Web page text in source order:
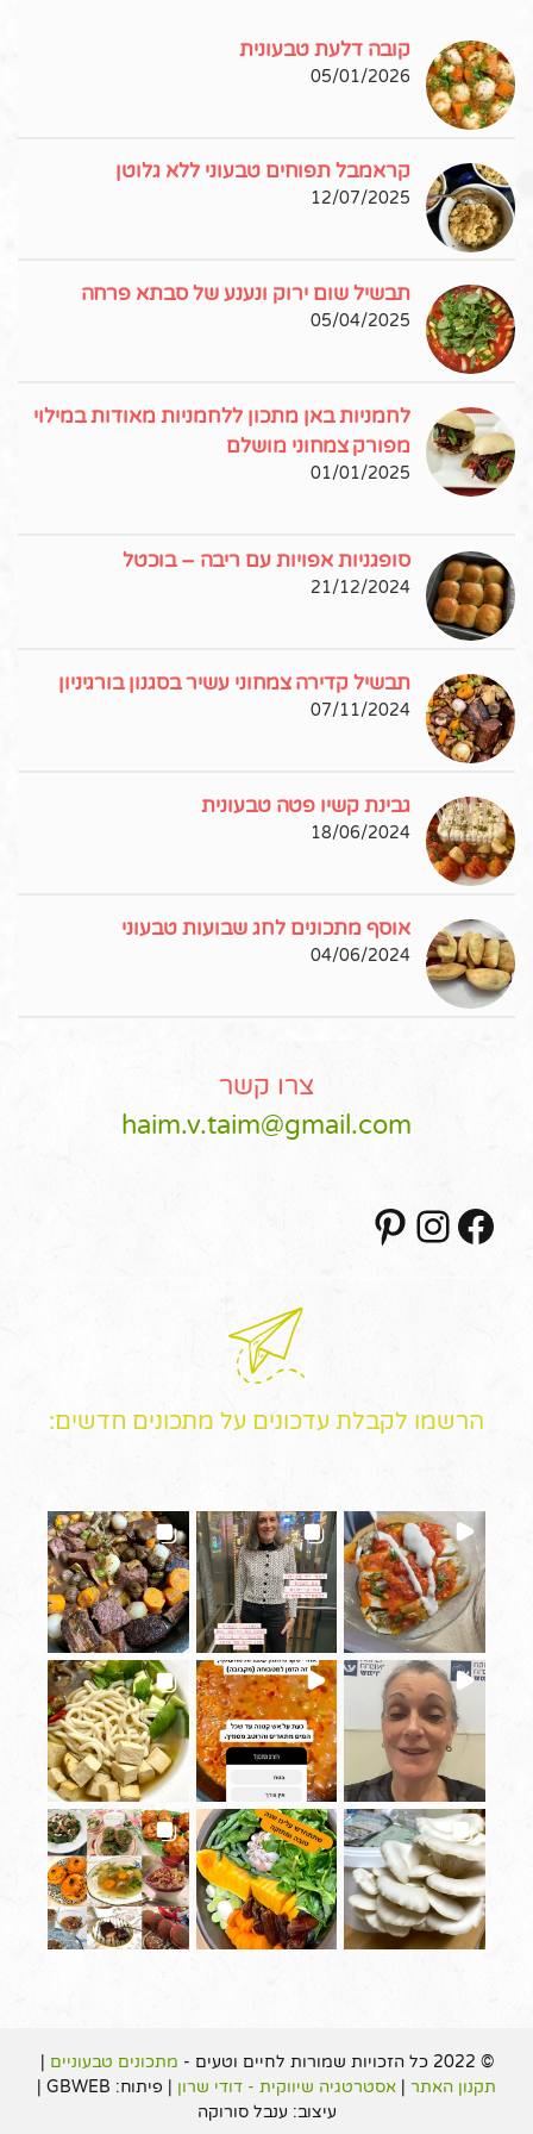
קובה דלעת טבעונית
05/01/2026
קראמבל תפוחים טבעוני ללא גלוטן
12/07/2025
תבשיל שום ירוק ונענע של סבתא פרחה
05/04/2025
לחמניות באן מתכון ללחמניות מאודות במילוי
מפורק צמחוני מושלם
01/01/2025
סופגניות אפויות עם ריבה – בוכטל
21/12/2024
תבשיל קדירה צמחוני עשיר בסגנון בורגיניון
07/11/2024
גבינת קשיו פטה טבעונית
18/06/2024
אוסף מתכונים לחג שבועות טבעוני
04/06/2024
צרו קשר
haim.v.taim@gmail.com
Facebook
Instagram
הרשמו לקבלת עדכונים על מתכונים חדשים:
© 2022 כל הזכויות שמורות לחיים וטעים - מתכונים טבעוניים |
תקנון האתר | אסטרטגיה שיווקית - דודי שרון
| פיתוח: GBWEB |
עיצוב: ענבל סורוקה